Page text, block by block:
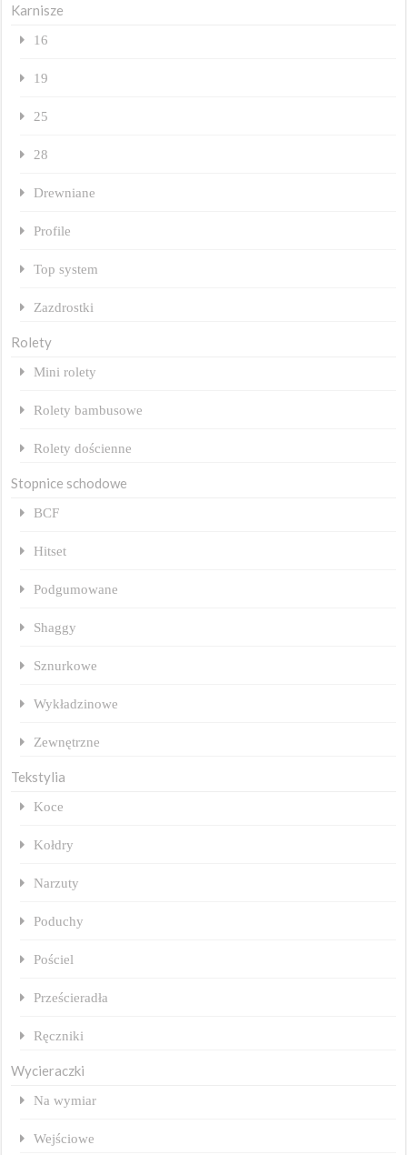
Karnisze
16
19
25
28
Drewniane
Profile
Top system
Zazdrostki
Rolety
Mini rolety
Rolety bambusowe
Rolety dościenne
Stopnice schodowe
BCF
Hitset
Podgumowane
Shaggy
Sznurkowe
Wykładzinowe
Zewnętrzne
Tekstylia
Koce
Kołdry
Narzuty
Poduchy
Pościel
Prześcieradła
Ręczniki
Wycieraczki
Na wymiar
Wejściowe